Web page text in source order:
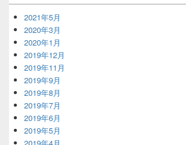
2021年5月
2020年3月
2020年1月
2019年12月
2019年11月
2019年9月
2019年8月
2019年7月
2019年6月
2019年5月